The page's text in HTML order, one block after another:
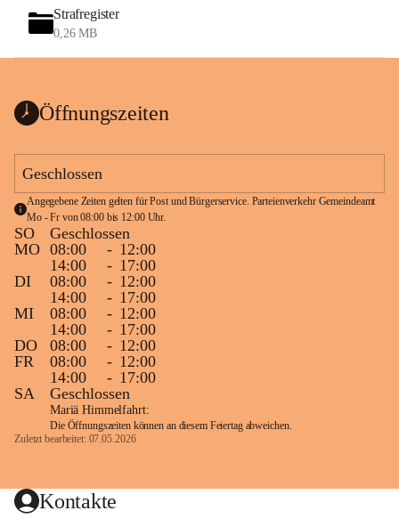
Strafregister
0,26 MB
Öffnungszeiten
Geschlossen
Angegebene Zeiten gelten für Post und Bürgerservice. Parteienverkehr Gemeindeamt
Mo - Fr von 08:00 bis 12:00 Uhr.
SO
Geschlossen
MO 08:00 - 12:00
14:00
- 17:00
DI
08:00 - 12:00
14:00
- 17:00
MI
08:00 - 12:00
14:00
- 17:00
DO
08:00 - 12:00
FR
08:00 - 12:00
14:00
- 17:00
SA
Geschlossen
Mariä Himmelfahrt:
Die Öffnungszeiten können an diesem Feiertag abweichen.
Zuletzt bearbeitet: 07.05.2026
Kontakte